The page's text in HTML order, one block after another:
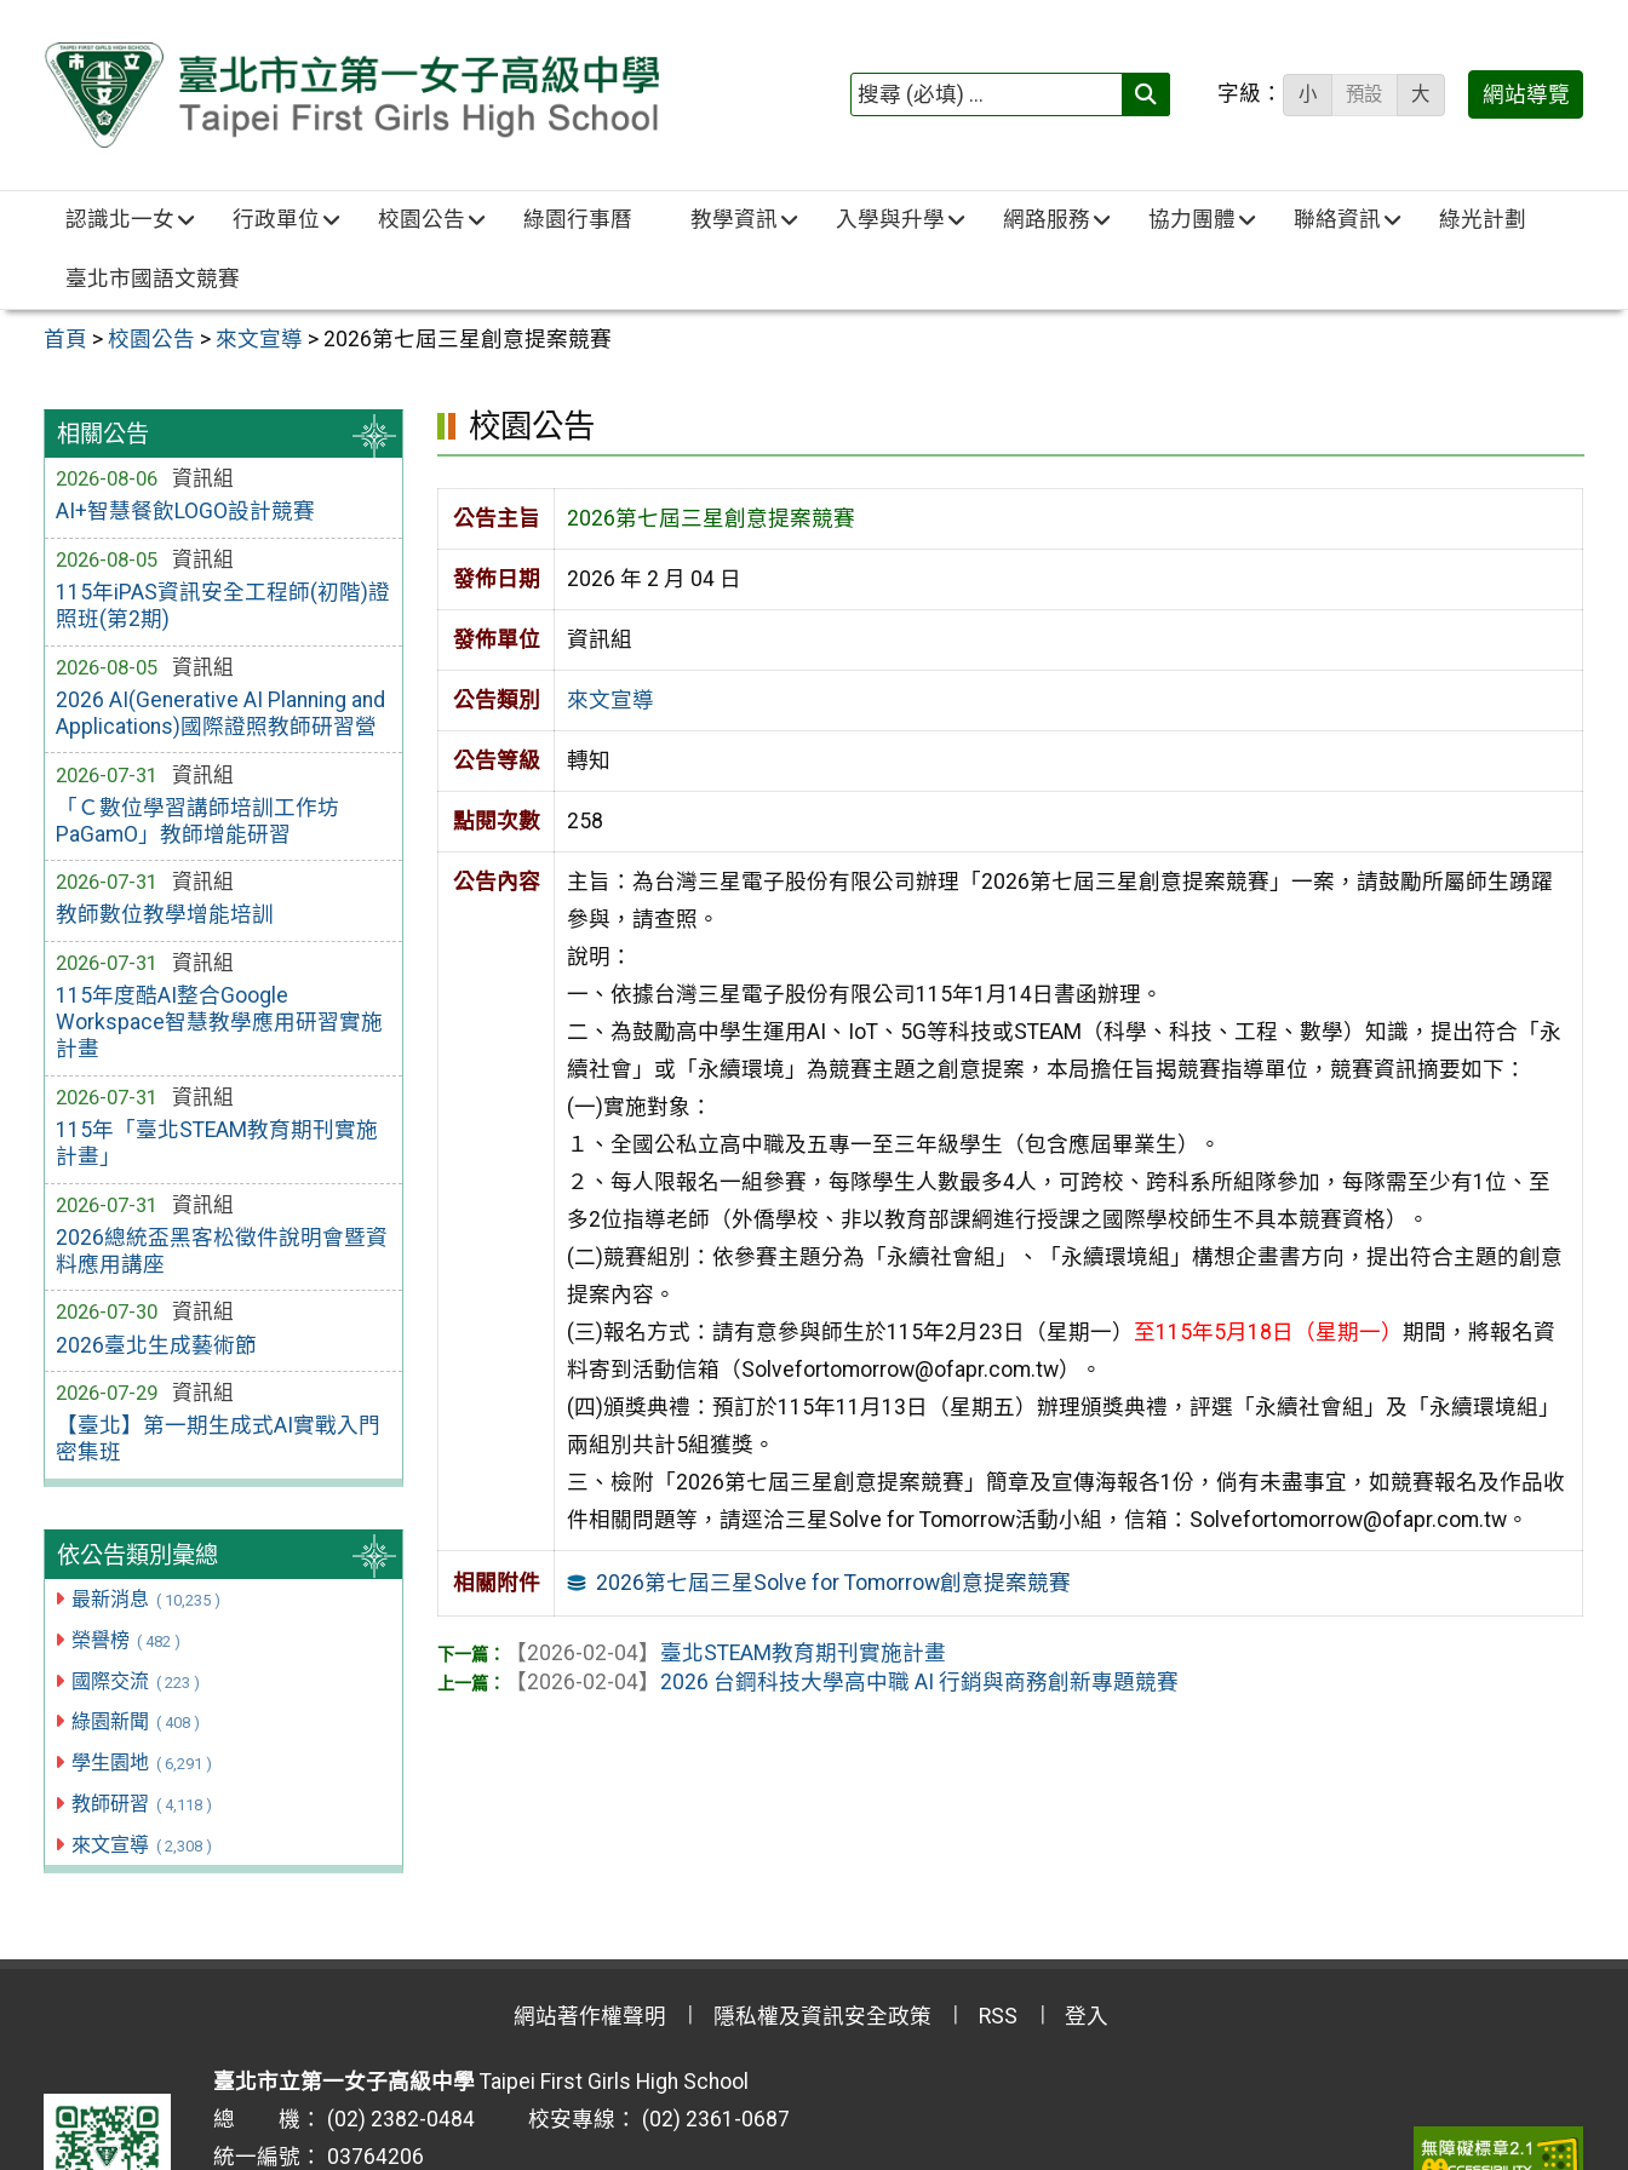
搜
填)：
字級： 小 預設 大 網站導覽
認識北一女 行政單位 校園公告 綠園行事曆 教學資訊 入學與升學 網路服務 協力團體 聯絡資訊 綠光計劃
臺北市國語文競賽
首頁 >校園公告 > 來文宣導 > 2026第七屆三星創意提案競賽
相關公告
2026-08-06
資訊組
AI+智慧餐飲LOGO設計競賽
2026-08-05
資訊組
115年iPAS資訊安全工程師(初階)證
照班(第2期)
2026-08-05
資訊組
2026 AI(Generative AI Planning and
Applications)國際證照教師研習營
2026-07-31
資訊組
「Ｃ數位學習講師培訓工作坊
PaGamO」教師增能研習
2026-07-31
資訊組
教師數位教學增能培訓
2026-07-31
資訊組
115年度酷AI整合Google
Workspace智慧教學應用研習實施
計畫
2026-07-31
資訊組
115年「臺北STEAM教育期刊實施
計畫」
2026-07-31
資訊組
2026總統盃黑客松徵件說明會暨資
料應用講座
2026-07-30
資訊組
2026臺北生成藝術節
2026-07-29
資訊組
【臺北】第一期生成式AI實戰入門
密集班
依公告類別彙總
最新消息 ( 10,235 )
榮譽榜 ( 482 )
國際交流 ( 223 )
綠園新聞 ( 408 )
學生園地 ( 6,291 )
教師研習 ( 4,118 )
來文宣導 ( 2,308 )
校園公告
公告主旨 2026第七屆三星創意提案競賽
發佈日期 2026 年 2 月 04 日
發佈單位 資訊組
公告類別 來文宣導
公告等級 轉知
點閱次數 258
公告內容
主旨：為台灣三星電子股份有限公司辦理「2026第七屆三星創意提案競賽」一案，請鼓勵所屬師生踴躍
參與，請查照。
說明：
一、依據台灣三星電子股份有限公司115年1月14日書函辦理。
二、為鼓勵高中學生運用AI、IoT、5G等科技或STEAM（科學、科技、工程、數學）知識，提出符合「永
續社會」或「永續環境」為競賽主題之創意提案，本局擔任旨揭競賽指導單位，競賽資訊摘要如下：
(一)實施對象：
１、全國公私立高中職及五專一至三年級學生（包含應屆畢業生）。
２、每人限報名一組參賽，每隊學生人數最多4人，可跨校、跨科系所組隊參加，每隊需至少有1位、至
多2位指導老師（外僑學校、非以教育部課綱進行授課之國際學校師生不具本競賽資格）。
(二)競賽組別：依參賽主題分為「永續社會組」、「永續環境組」構想企畫書方向，提出符合主題的創意
提案內容。
(三)報名方式：請有意參與師生於115年2月23日（星期一） 至115年5月18日（星期一） 期間，將報名資
料寄到活動信箱（Solvefortomorrow@ofapr.com.tw）。
(四)頒獎典禮：預訂於115年11月13日（星期五）辦理頒獎典禮，評選「永續社會組」及「永續環境組」
兩組別共計5組獲獎。
三、檢附「2026第七屆三星創意提案競賽」簡章及宣傳海報各1份，倘有未盡事宜，如競賽報名及作品收
件相關問題等，請逕洽三星Solve for Tomorrow活動小組，信箱：Solvefortomorrow@ofapr.com.tw。
相關附件 2026第七屆三星Solve for Tomorrow創意提案競賽
【2026-02-04】 臺北STEAM教育期刊實施計畫
【2026-02-04】 2026 台鋼科技大學高中職 AI 行銷與商務創新專題競賽
網站著作權聲明 隱私權及資訊安全政策 RSS 登入
臺北市立第一女子高級中學 Taipei First Girls High School
總 機： (02) 2382-0484 校安專線： (02) 2361-0687
統一編號： 03764206